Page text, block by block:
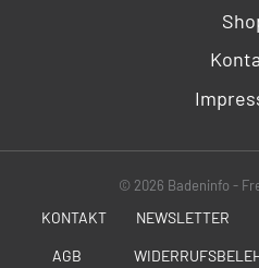
© 2026 Badeninfo -
KONTAKT NEWSLETTER
AGB